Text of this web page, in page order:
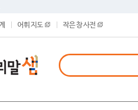
어휘 지도 작은 창 사전